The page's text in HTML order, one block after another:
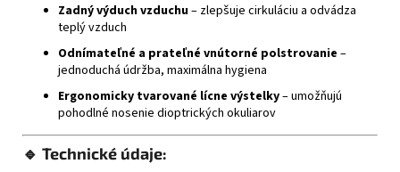
Zadný výduch vzduchu– zlepšuje cirkuláciu a odvádza
teplý vzduch
Odnímateľné a prateľné vnútorné polstrovanie –
jednoduchá údržba, maximálna hygiena
Ergonomicky tvarované lícne výstelky– umožňujú
pohodlné nosenie dioptrických okuliarov
🔹 Technické údaje: